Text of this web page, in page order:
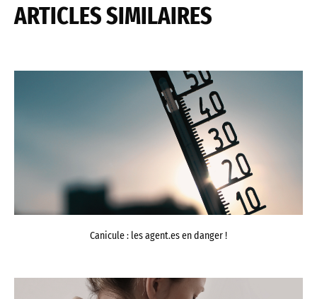
ARTICLES SIMILAIRES
Canicule : les agent.es en danger !